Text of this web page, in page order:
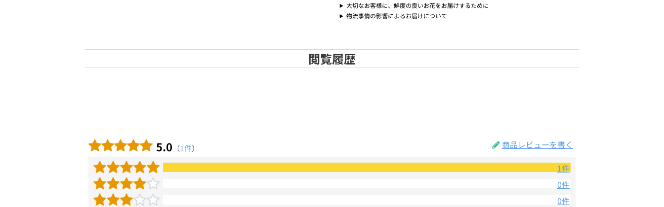
大切なお客様に、鮮度の良いお花をお届けするために
物流事情の影響によるお届けについて
閲覧履歴
5.0 （1件）
商品レビューを書く
1件
0件
0件